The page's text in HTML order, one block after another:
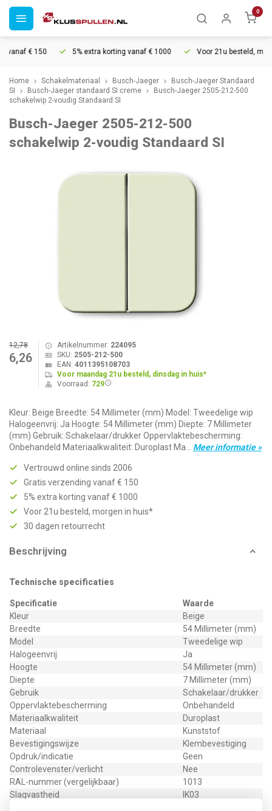
0
€ 150 5% extra korting vanaf € 1000 Voor 21u besteld,
Home Schakelmateriaal Busch-Jaeger
Busch-Jaeger Standaard
SI
Busch-Jaeger standaard SI creme
Busch-Jaeger 2505-212-500
schakelwip 2-voudig Standaard SI
Busch-Jaeger 2505-212-500
schakelwip 2-voudig Standaard SI
12,78
6,26
Artikelnummer: 224095
SKU: 2505-212-500
EAN: 4011395108703
Voor maandag 21u besteld, dinsdag in huis*
Voorraad: 729
Kleur: Beige Breedte: 54 Millimeter (mm) Model: Tweedelige wip
Halogeenvrij: Ja Hoogte: 54 Millimeter (mm) Diepte: 7 Millimeter
(mm) Gebruik: Schakelaar/drukker Oppervlaktebescherming:
Onbehandeld Materiaalkwaliteit: Duroplast Ma... Meer informatie »
Vertrouwd online sinds 2006
Gratis verzending vanaf € 150
5% extra korting vanaf € 1000
Voor 21u besteld, morgen in huis*
30 dagen retourrecht
Beschrijving
Technische specificaties
Specificatie
Waarde
Kleur
Beige
Breedte
54 Millimeter (mm)
Model
Tweedelige wip
Halogeenvrij
Ja
Hoogte
54 Millimeter (mm)
Diepte
7 Millimeter (mm)
Gebruik
Schakelaar/drukker
Oppervlaktebescherming
Onbehandeld
Materiaalkwaliteit
Duroplast
Materiaal
Kunststof
Bevestigingswijze
Klembevestiging
Opdruk/indicatie
Geen
Controlevenster/verlicht
Nee
RAL-nummer (vergelijkbaar)
1013
Slagvastheid
IK03